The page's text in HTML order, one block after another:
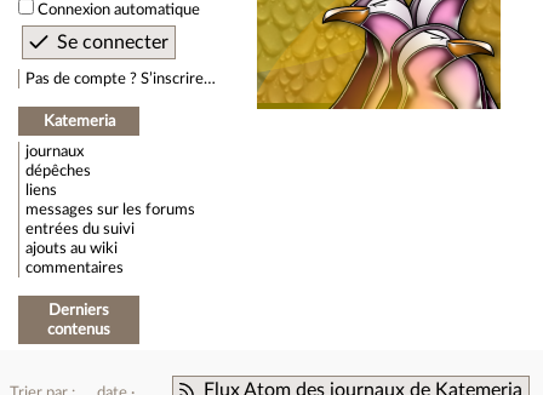
Connexion automatique
Pas de compte ? S’inscrire…
Katemeria
journaux
dépêches
liens
messages sur les forums
entrées du suivi
ajouts au wiki
commentaires
Derniers
contenus
Flux Atom des journaux de Katemeria